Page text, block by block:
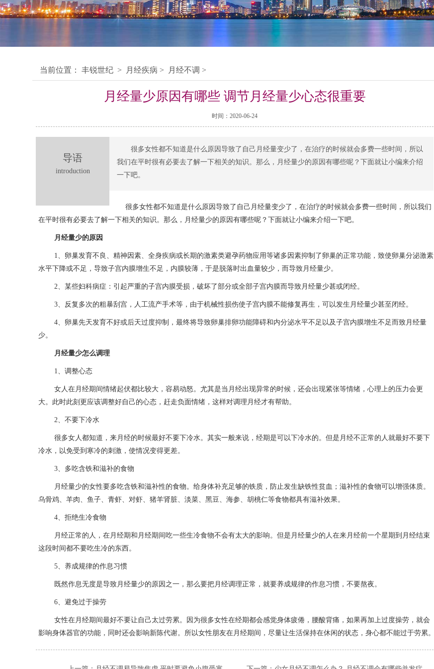
当前位置： 丰锐世纪 > 月经疾病 > 月经不调 >
月经量少原因有哪些 调节月经量少心态很重要
时间：2020-06-24
导语
introduction
很多女性都不知道是什么原因导致了自己月经量变少了，在治疗的时候就会多费一些时间，所以
我们在平时很有必要去了解一下相关的知识。那么，月经量少的原因有哪些呢？下面就让小编来介绍
一下吧。
很多女性都不知道是什么原因导致了自己月经量变少了，在治疗的时候就会多费一些时间，所以我们
在平时很有必要去了解一下相关的知识。那么，月经量少的原因有哪些呢？下面就让小编来介绍一下吧。
月经量少的原因
1、卵巢发育不良、精神因素、全身疾病或长期的激素类避孕药物应用等诸多因素抑制了卵巢的正常功能，致使卵巢分泌激素
水平下降或不足，导致子宫内膜增生不足，内膜较薄，于是脱落时出血量较少，而导致月经量少。
2、某些妇科病症：引起严重的子宫内膜受损，破坏了部分或全部子宫内膜而导致月经量少甚或闭经。
3、反复多次的粗暴刮宫，人工流产手术等，由于机械性损伤使子宫内膜不能修复再生，可以发生月经量少甚至闭经。
4、卵巢先天发育不好或后天过度抑制，最终将导致卵巢排卵功能障碍和内分泌水平不足以及子宫内膜增生不足而致月经量
少。
月经量少怎么调理
1、调整心态
女人在月经期间情绪起伏都比较大，容易动怒。尤其是当月经出现异常的时候，还会出现紧张等情绪，心理上的压力会更
大。此时此刻更应该调整好自己的心态，赶走负面情绪，这样对调理月经才有帮助。
2、不要下冷水
很多女人都知道，来月经的时候最好不要下冷水。其实一般来说，经期是可以下冷水的。但是月经不正常的人就最好不要下
冷水，以免受到寒冷的刺激，使情况变得更差。
3、多吃含铁和滋补的食物
月经量少的女性要多吃含铁和滋补性的食物。给身体补充足够的铁质，防止发生缺铁性贫血；滋补性的食物可以增强体质。
乌骨鸡、羊肉、鱼子、青虾、对虾、猪羊肾脏、淡菜、黑豆、海参、胡桃仁等食物都具有滋补效果。
4、拒绝生冷食物
月经正常的人，在月经期和月经期间吃一些生冷食物不会有太大的影响。但是月经量少的人在来月经前一个星期到月经结束
这段时间都不要吃生冷的东西。
5、养成规律的作息习惯
既然作息无度是导致月经量少的原因之一，那么要把月经调理正常，就要养成规律的作息习惯，不要熬夜。
6、避免过于操劳
女性在月经期间最好不要让自己太过劳累。因为很多女性在经期都会感觉身体疲倦，腰酸背痛，如果再加上过度操劳，就会
影响身体器官的功能，同时还会影响新陈代谢。所以女性朋友在月经期间，尽量让生活保持在休闲的状态，身心都不能过于劳累。